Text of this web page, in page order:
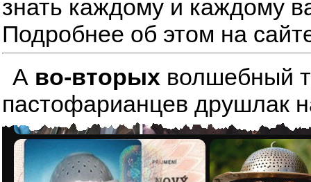
знать каждому и каждому
Подробнее об этом на
А во-вторых волшебный
пастофарианцев друшлак